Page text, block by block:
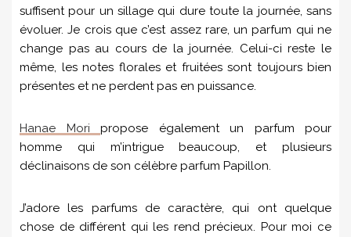
suffisent pour un sillage qui dure toute la journée, sans
évoluer. Je crois que c’est assez rare, un parfum qui ne
change pas au cours de la journée. Celui-ci reste le
même, les notes florales et fruitées sont toujours bien
présentes et ne perdent pas en puissance.
Hanae Mori propose également un parfum pour
homme qui m’intrigue beaucoup, et plusieurs
déclinaisons de son célèbre parfum Papillon.
J’adore les parfums de caractère, qui ont quelque
chose de différent qui les rend précieux. Pour moi ce